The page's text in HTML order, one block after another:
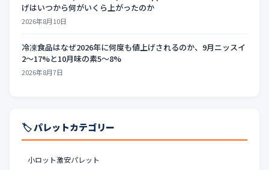
げはいつから何がいくら上がったのか
2026年8月10日
冷凍食品はなぜ2026年に何度も値上げされるのか、9月ニッスイ
2〜17%と10月味の素5〜8%
2026年8月7日
🏷️ パレットカテゴリー
小ロット激安パレット